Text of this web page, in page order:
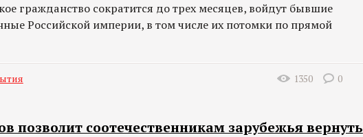
гражданство сократится до трех месяцев, войдут бывшие
Российской империи, в том числе их потомки по прямой
1350 0
позволит соотечественникам зарубежья вернуть